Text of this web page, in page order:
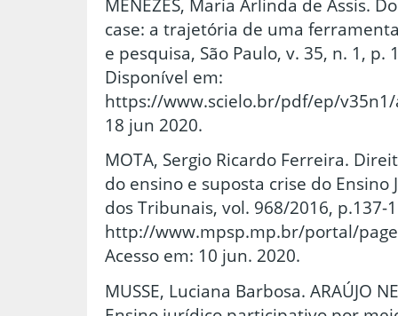
case: a trajetória de uma
e pesquisa, São Paulo, v. 35, n. 1, p.
Disponível em:
https://www.scielo.br/pdf/ep/v35n1/
18 jun 2020.
MOTA, Sergio Ricardo Ferreira.
do ensino e suposta crise do Ensino
dos Tribunais, vol. 968/2016, p.137-
http://www.mpsp.mp.br/portal/
Acesso em: 10 jun. 2020.
MUSSE, Luciana Barbosa. ARAÚJO